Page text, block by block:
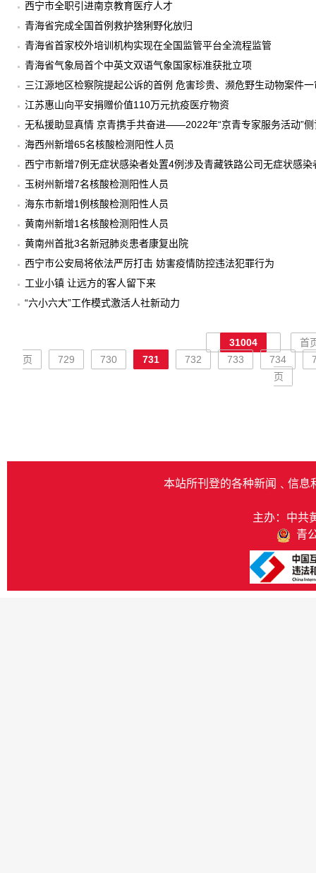
西宁市全职引进南京教育医疗人才
青海省完成全国首例救护猞猁野化放归
青海省首家校外培训机构实现在全国监管平台全流程监管
青海省气象局首个中英文双语气象国家标准获批立项
三江源地区检察院提起公诉的首例 危害珍贵、濒危野生动物案件
江苏惠山向平安捐赠价值110万元抗疫医疗物资
无私援助显真情 京青携手共奋进——2022年“京青专家服务活动”侧
海西州新增65名核酸检测阳性人员
西宁市新增7例无症状感染者处置4例涉及青藏铁路公司无症状感染
玉树州新增7名核酸检测阳性人员
海东市新增1例核酸检测阳性人员
黄南州新增1名核酸检测阳性人员
黄南州首批3名新冠肺炎患者康复出院
西宁市公安局将依法严厉打击 妨害疫情防控违法犯罪行为
工业小镇 让远方的客人留下来
“六小六大”工作模式激活人社新动力
31004
首
页
729 730 731 732 733 734
页
本站所刊登的各种新闻﹑信息
主办：中共
青